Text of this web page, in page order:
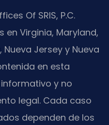
Of SRIS, P.C.
en Virginia, Maryland,
Jersey y Nueva
en esta
y no
legal. Cada caso
dependen de los